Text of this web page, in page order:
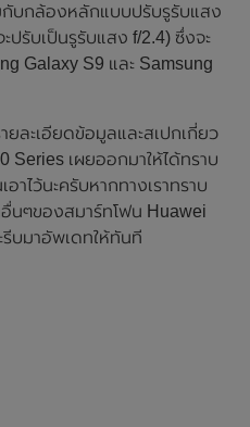
กับกล้องหลักแบบปรับรูรับแสง
ปรับเป็นรูรับแสง f/2.4) ซึ่งจะ
Galaxy S9 และ Samsung
ละเอียดข้อมูลและสเปกเกี่ยว
Series เผยออกมาให้ได้ทราบ
ไว้นะครับหากทางเราทราบ
นๆของสมาร์ทโฟน Huawei
รีบมาอัพเดทให้ทันที